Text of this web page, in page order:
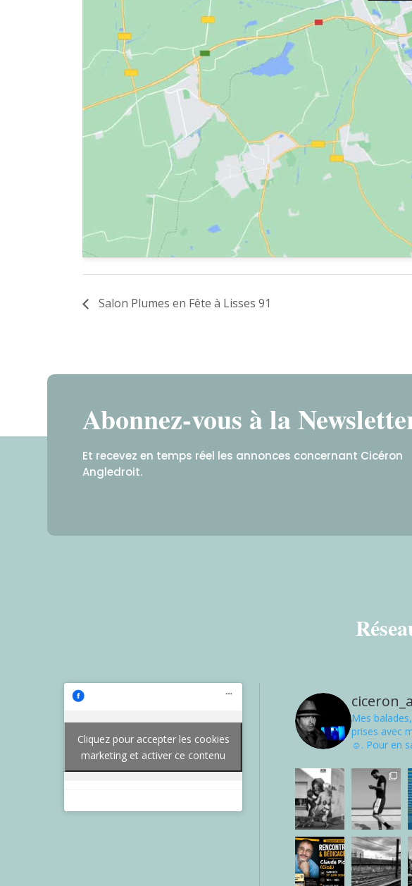
Salon Plumes en Fête à Lisses 91
Abonnez-vous à la
Et recevez en temps réel les annonces concernant Cicéron
Angledroit.
Cliquez pour accepter les cookies
marketing et activer ce contenu
Mes
prises avec
☺. Pour en